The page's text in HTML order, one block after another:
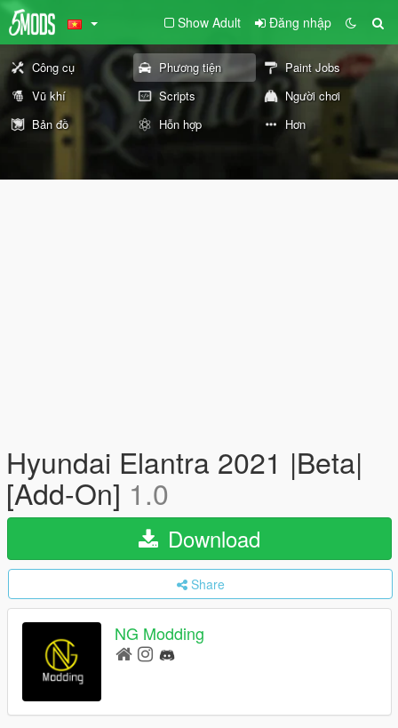
Show Adult Đăng nhập
Công cụ Phương tiện
Paint Jobs
Vũ khí
Scripts
Người chơi
Bản đồ
Hỗn hợp Hơn
Hyundai Elantra 2021 |Beta|
[Add-On] 1.0
Download
Share
NG Modding